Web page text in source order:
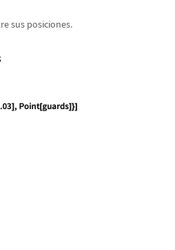
sus posiciones.